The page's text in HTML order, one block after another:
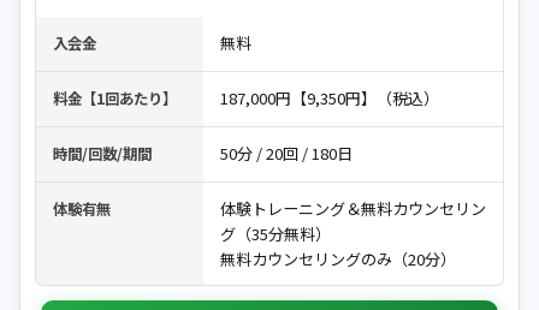
入会金 無料
料金【1回あたり】 187,000円【9,350円】（税込）
時間/回数/期間 50分 / 20回 / 180日
体験有無
体験トレーニング＆無料カウンセリン
グ（35分無料）
無料カウンセリングのみ（20分）